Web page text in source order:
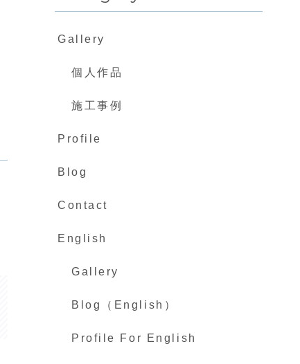
Gallery
個人作品
施工事例
Profile
Blog
Contact
English
Gallery
Blog（English）
Profile For English